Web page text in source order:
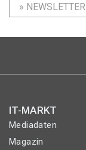
» NEWSLETTER
IT-MARKT
Mediadaten
Magazin